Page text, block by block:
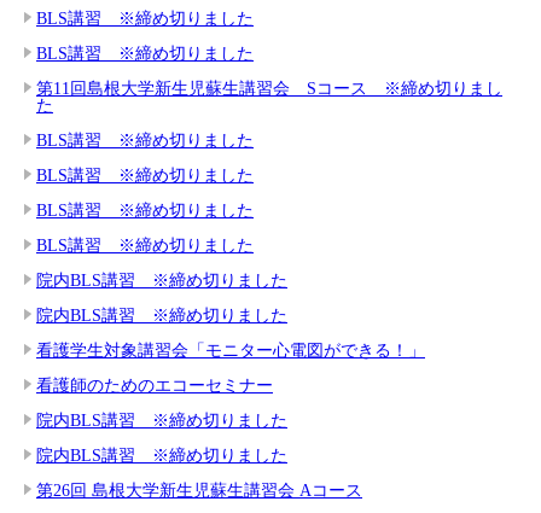
BLS講習 ※締め切りました
BLS講習 ※締め切りました
第11回島根大学新生児蘇生講習会 Sコース ※締め切りまし
た
BLS講習 ※締め切りました
BLS講習 ※締め切りました
BLS講習 ※締め切りました
BLS講習 ※締め切りました
院内BLS講習 ※締め切りました
院内BLS講習 ※締め切りました
看護学生対象講習会「モニター心電図ができる！」
看護師のためのエコーセミナー
院内BLS講習 ※締め切りました
院内BLS講習 ※締め切りました
第26回 島根大学新生児蘇生講習会 Aコース